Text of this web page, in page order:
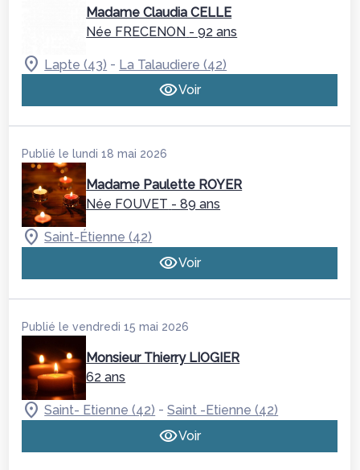
Madame Claudia CELLE
Née FRECENON - 92 ans
Lapte (43) - La Talaudiere (42)
Voir
Publié le lundi 18 mai 2026
Madame Paulette ROYER
Née FOUVET - 89 ans
Saint-Étienne (42)
Voir
Publié le vendredi 15 mai 2026
Monsieur Thierry LIOGIER
62 ans
Saint- Etienne (42) -Saint -Etienne (42)
Voir